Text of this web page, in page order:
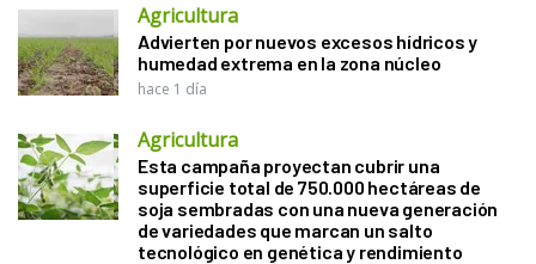
Agricultura
Advierten por nuevos excesos hídricos y
humedad extrema en la zona núcleo
hace 1 día
Agricultura
Esta campaña proyectan cubrir una
superficie total de 750.000 hectáreas de
soja sembradas con una nueva generación
de variedades que marcan un salto
tecnológico en genética y rendimiento